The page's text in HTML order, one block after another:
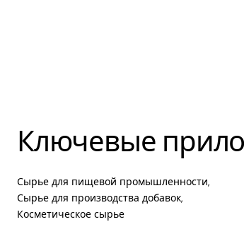
Ключевые
Сырье для пищевой промышленности,
Сырье для производства добавок,
Косметическое сырье